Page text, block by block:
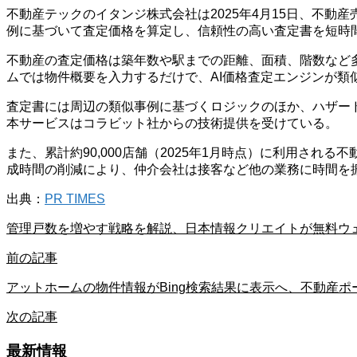
不動産テックのイタンジ株式会社は2025年4月15日、不動
例に基づいて査定価格を算定し、信頼性の高い査定書を短時
不動産の査定価格は築年数や駅までの距離、面積、階数な
ムでは物件概要を入力するだけで、AI価格査定エンジンが
査定書には周辺の類似事例に基づくロジックのほか、ハザ
本サービスはコラビット社からの技術提供を受けている。
また、累計約90,000店舗（2025年1月時点）に利用される
成時間の削減により、仲介会社は接客など他の業務に時間を
出典： PR TIMES
管理戸数を増やす戦略を解説、日本情報クリエイトが無料ウ
前の記事
アットホームの物件情報がBing検索結果に表示へ、不動産ポ
次の記事
最新情報